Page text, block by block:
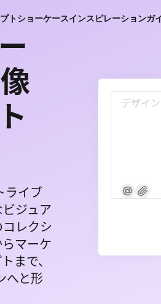
トショーケースインスピレーションガ
ライブ
ジュア
レクシ
マーケ
まで、
へと形